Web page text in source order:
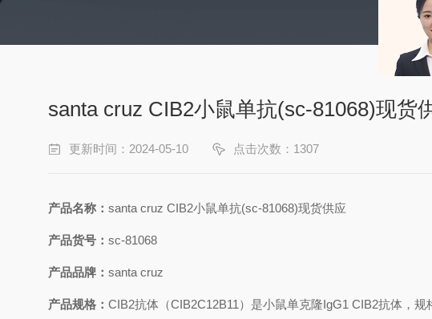
santa cruz CIB2小鼠单抗(sc-81068)现货
更新时间：2024-05-10 点击次数：1307
产品名称： santa cruz CIB2小鼠单抗(sc-81068)现货供应
产品货号： sc-81068
产品品牌： santa cruz
产品规格： CIB2抗体（CIB2C12B11 ）是小鼠单克隆IgG1 CIB2抗体 ，规